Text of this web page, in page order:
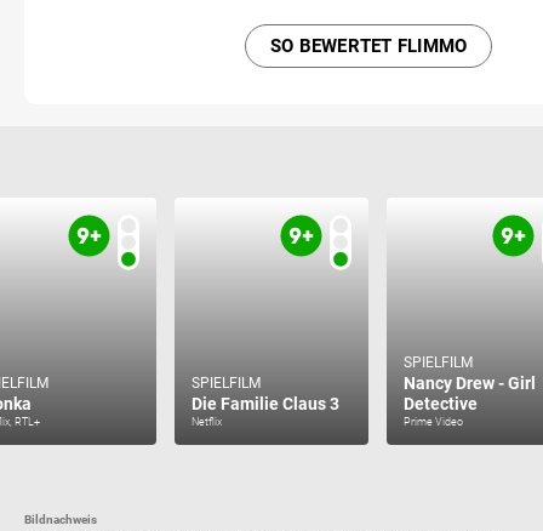
SO BEWERTET FLIMMO
RTL+
SPIELFILM
Die Familie Claus 3
Netflix
SPIELFILM
Nancy Drew - Girl
Detective
Prime Video
Bildnachweis